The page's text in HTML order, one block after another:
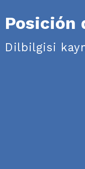
Posición
Dilbilgisi